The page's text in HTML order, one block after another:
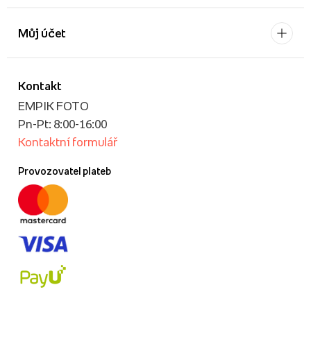
Kontakt
EMPIK FOTO
Pn-Pt: 8:00-16:00
Kontaktní formulář
Provozovatel plateb
Můj účet